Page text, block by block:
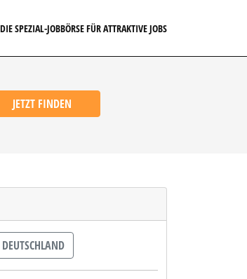
DIE SPEZIAL-JOBBÖRSE FÜR ATTRAKTIVE JOBS
JETZT FINDEN
DEUTSCHLAND